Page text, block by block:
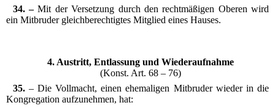
34. –Mit der Versetzung durch den rechtmäßigen Oberen wird
ein Mitbruder gleichberechtigtes Mitglied eines Hauses.
4. Austritt, Entlassung und Wiederaufnahme
(Konst. Art. 68 – 76)
35. – Die Vollmacht, einen ehemaligen Mitbruder wieder in die
Kongregation aufzunehmen, hat: